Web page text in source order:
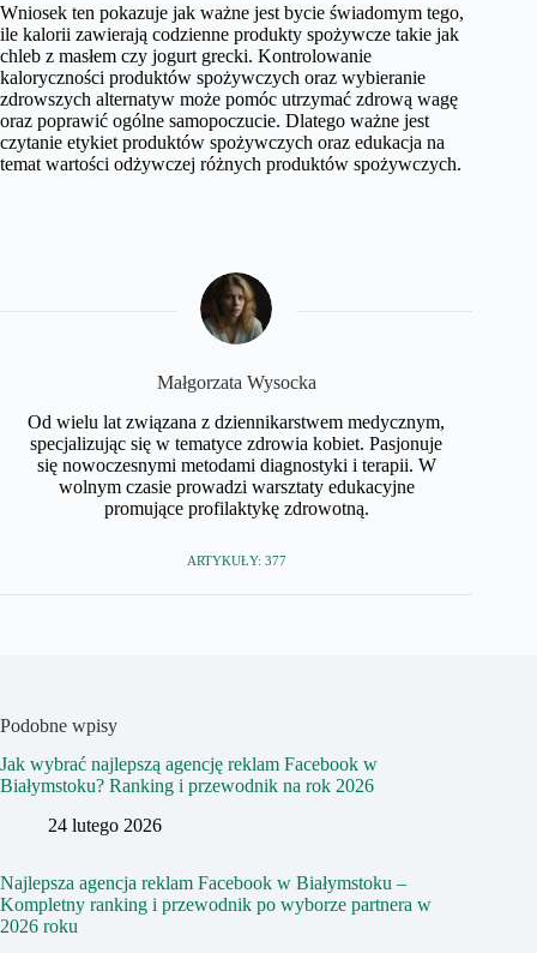
Wniosek ten pokazuje jak ważne jest bycie świadomym tego,
ile kalorii zawierają codzienne produkty spożywcze takie jak
chleb z masłem czy jogurt grecki. Kontrolowanie
kaloryczności produktów spożywczych oraz wybieranie
zdrowszych alternatyw może pomóc utrzymać zdrową wagę
oraz poprawić ogólne samopoczucie. Dlatego ważne jest
czytanie etykiet produktów spożywczych oraz edukacja na
temat wartości odżywczej różnych produktów spożywczych.
Małgorzata Wysocka
Od wielu lat związana z dziennikarstwem medycznym,
specjalizując się w tematyce zdrowia kobiet. Pasjonuje
się nowoczesnymi metodami diagnostyki i terapii. W
wolnym czasie prowadzi warsztaty edukacyjne
promujące profilaktykę zdrowotną.
ARTYKUŁY: 377
Podobne wpisy
Jak wybrać najlepszą agencję reklam Facebook w
Białymstoku? Ranking i przewodnik na rok 2026
24 lutego 2026
Najlepsza agencja reklam Facebook w Białymstoku –
Kompletny ranking i przewodnik po wyborze partnera w
2026 roku